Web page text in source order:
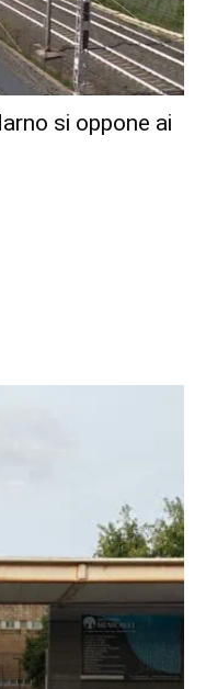
si oppone ai